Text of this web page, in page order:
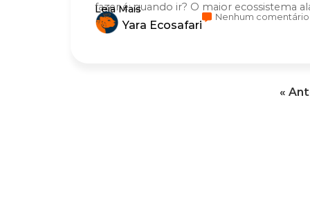
fazer é: quando ir? O maior ecossistema
Leia Mais
Yara Ecosafari
Nenhum comentário
«